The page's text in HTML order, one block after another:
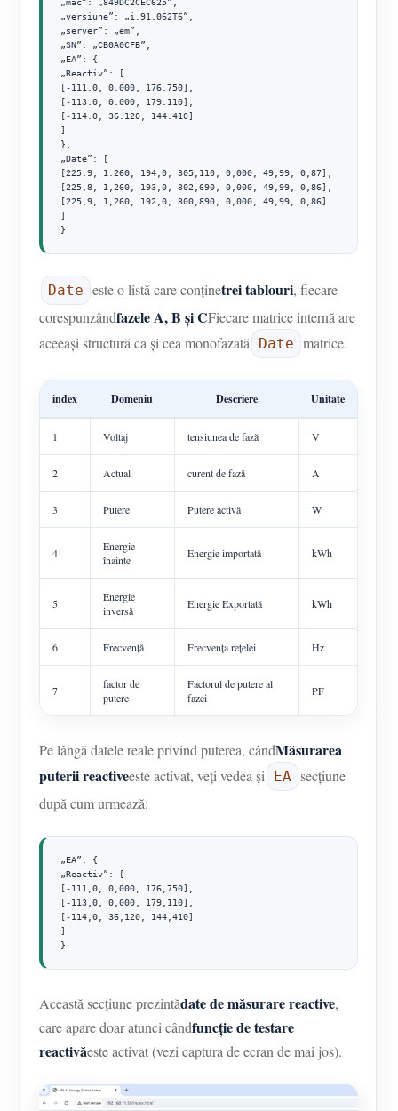
„mac”: „849DC2CEC625”,
„versiune”: „i.91.062T6”,
„server”: „em”,
„SN”: „CB0A0CFB”,
„EA”: {
„Reactiv”: [
[-111.0, 0.000, 176.750],
[-113.0, 0.000, 179.110],
[-114.0, 36.120, 144.410]
]
},
„Date”: [
[225.9, 1.260, 194,0, 305,110, 0,000, 49,99, 0,87],
[225,8, 1,260, 193,0, 302,690, 0,000, 49,99, 0,86],
[225,9, 1,260, 192,0, 300,890, 0,000, 49,99, 0,86]
]
}
Date este o listă care conținetrei tablouri, fiecare
corespunzândfazele A, B și CFiecare matrice internă are
aceeași structură ca și cea monofazată
Date matrice.
index Domeniu Descriere Unitate
1 Voltaj tensiunea de fază V
2 Actual curent de fază A
3 Putere Putere activă W
4
Energie
înainte
Energie importată kWh
5
Energie
inversă
Energie Exportată kWh
6 Frecvență Frecvența rețelei Hz
7
factor de
putere
Factorul de putere al
fazei
PF
Pe lângă datele reale privind puterea, cândMăsurarea
puterii reactiveeste activat, veți vedea și EA secțiune
după cum urmează:
„EA”: {
„Reactiv”: [
[-111,0, 0,000, 176,750],
[-113,0, 0,000, 179,110],
[-114,0, 36,120, 144,410]
]
}
Această secțiune prezintădate de măsurare reactive,
care apare doar atunci cândfuncție de testare
reactivăeste activat (vezi captura de ecran de mai jos).